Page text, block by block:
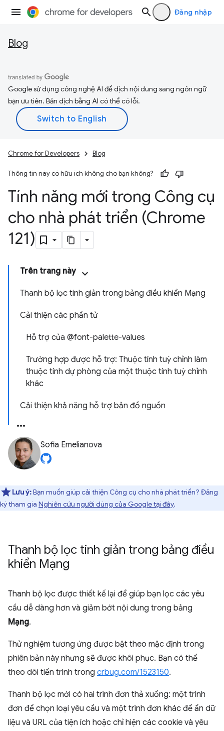
Đăng nhập
Blog
Google sử dụng công nghệ AI để dịch nội dung sang ngôn ngữ
bạn ưu tiên. Bản dịch bằng AI có thể có lỗi.
Chrome for Developers Blog
Thông tin này có hữu ích không cho bạn không?
Tính năng mới trong Công cụ
cho nhà phát triển (Chrome
121)
Trên trang này
Thanh bộ lọc tinh giản trong bảng điều khiển Mạng
Cải thiện các phần tử
Hỗ trợ của @font-palette-values
Trường hợp được hỗ trợ: Thuộc tính tuỳ chỉnh làm
thuộc tính dự phòng của một thuộc tính tuỳ chỉnh
khác
Cải thiện khả năng hỗ trợ bản đồ nguồn
Sofia Emelianova
Lưu ý:Bạn muốn giúp cải thiện Công cụ cho nhà phát triển? Đăng
ký tham gia Nghiên cứu người dùng của Google tại đây.
Thanh bộ lọc tinh giản trong bảng điều
khiển Mạng
Thanh bộ lọc được thiết kế lại để giúp bạn lọc các yêu
cầu dễ dàng hơn và giảm bớt nội dung trong bảng
Mạng.
Thử nghiệm tương ứng được bật theo mặc định trong
phiên bản này nhưng sẽ được khôi phục. Bạn có thể
theo dõi tiến trình trong crbug.com/1523150.
Thanh bộ lọc mới có hai trình đơn thả xuống: một trình
đơn để chọn loại yêu cầu và một trình đơn khác để ẩn dữ
liệu và URL của tiện ích hoặc chỉ hiện các cookie và yêu